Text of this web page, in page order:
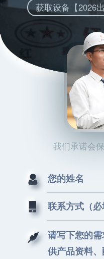
获取设备【2026
我们承诺会